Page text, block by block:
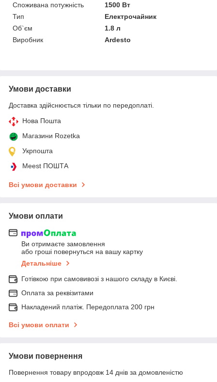
Споживана потужність
1500 Вт
Тип
Електрочайник
Об`єм
1.8 л
Виробник
Ardesto
Умови доставки
Доставка здійснюється тільки по передоплаті.
Нова Пошта
Магазини Rozetka
Укрпошта
Meest ПОШТА
Всі умови доставки
Умови оплати
Ви отримаєте замовлення
або гроші повернуться на вашу картку
Детальніше
Готівкою при самовивозі з нашого складу в Києві.
Оплата за реквізитами
Накладений платіж. Передоплата 200 грн
Всі умови оплати
Умови повернення
Повернення товару впродовж 14 днів за домовленістю